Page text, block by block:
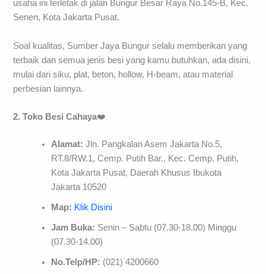
usaha ini terletak di jalan Bungur Besar Raya No.145-B, Kec.
Senen, Kota Jakarta Pusat.
Soal kualitas, Sumber Jaya Bungur selalu memberikan yang
terbaik dan semua jenis besi yang kamu butuhkan, ada disini,
mulai dari siku, plat, beton, hollow, H-beam, atau material
perbesian lainnya.
2. Toko Besi Cahaya❤️
Alamat: Jln. Pangkalan Asem Jakarta No.5,
RT.8/RW.1, Cemp. Putih Bar., Kec. Cemp. Putih,
Kota Jakarta Pusat, Daerah Khusus Ibukota
Jakarta 10520
Map: Klik Disini
Jam Buka: Senin – Sabtu (07.30-18.00) Minggu
(07.30-14.00)
No.Telp/HP: (021) 4200660